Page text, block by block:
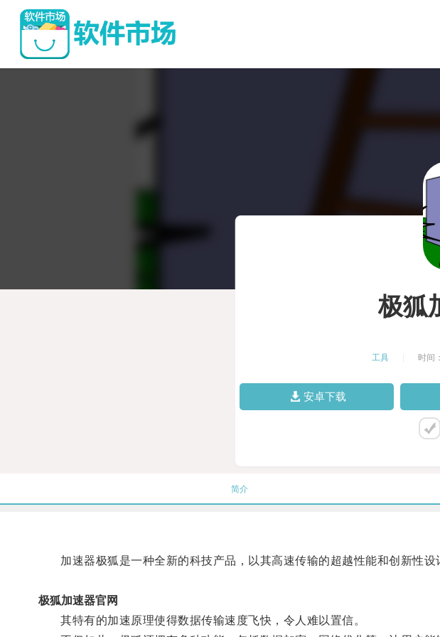
极狐
工具 时间
安卓下载
简介
加速器极狐是一种全新的科技产品，以其高速传输的超越性能和创新性设
极狐加速器官网
其特有的加速原理使得数据传输速度飞快，令人难以置信。